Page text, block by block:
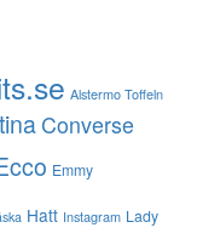
Alstermo Toffeln
Converse
Emmy
Hatt Instagram Lady